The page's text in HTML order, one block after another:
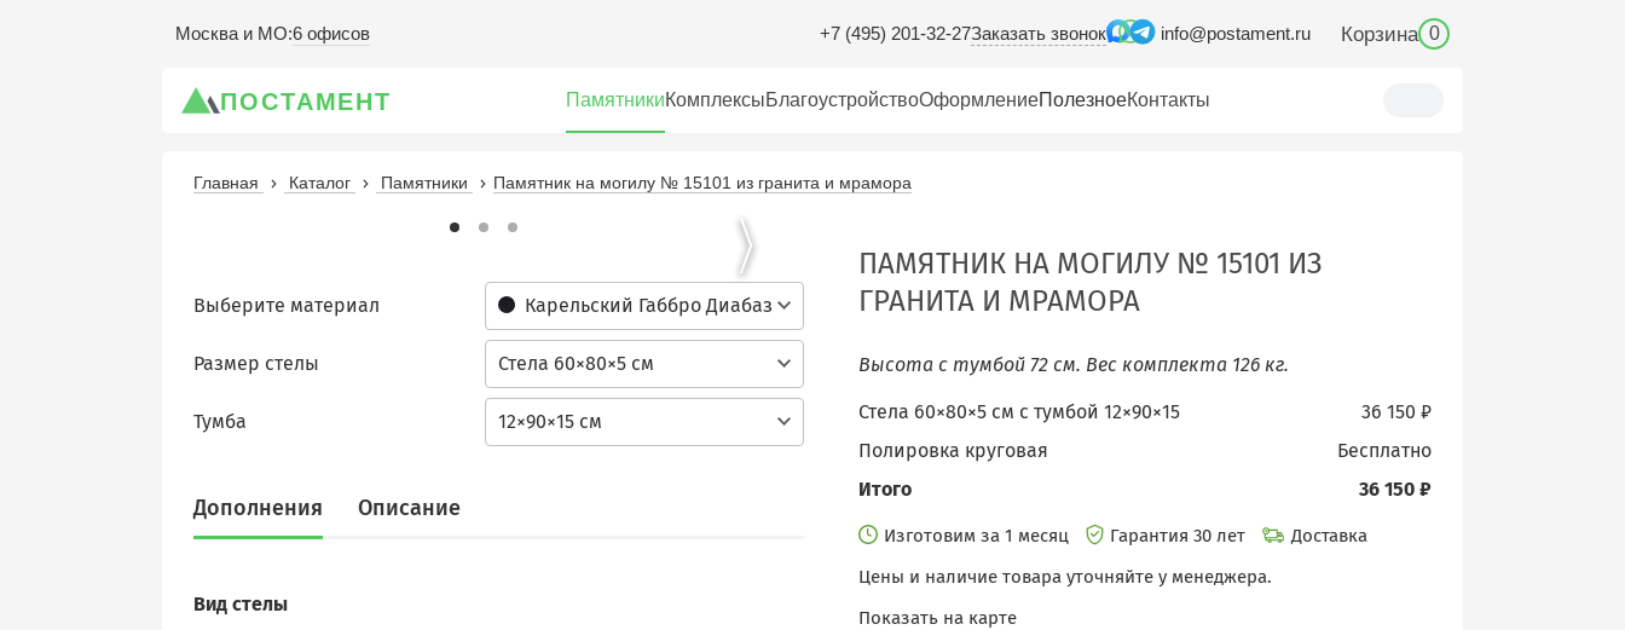
Москва и МО:6 офисов +7 (495) 201-32-27Заказать звонок info@postament.ru Корзина 0
ПОСТАМЕНТ ПамятникиКомплексыБлагоустройствоОформлениеПолезноеКонтакты
Главная Каталог Памятники Памятник на могилу № 15101 из гранита и мрамора
Карельский Габбро Диабаз
Выберите материал
Стела 60×80×5 см
Размер стелы
12×90×15 см
Тумба
Дополнения Описание
Вид стелы
ПАМЯТНИК НА МОГИЛУ № 15101 ИЗ
ГРАНИТА И МРАМОРА
Высота с тумбой 72 см. Вес комплекта 126 кг.
36 150 ₽
Стела 60×80×5 см c тумбой 12×90×15
бесплатно
Полировка круговая
36 150 ₽
Итого
Изготовим за 1 месяц Гарантия 30 лет
Доставка
Цены и наличие товара уточняйте у менеджера.
Показать на карте